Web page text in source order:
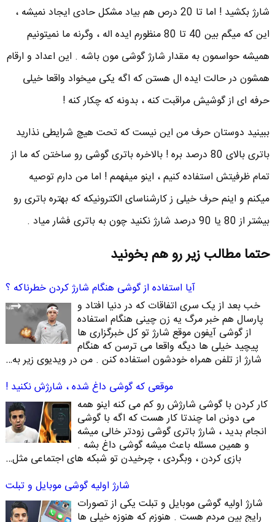
شارژ بکشید ! اما تا 20 درص هم بیاد مشکل حادی ایجاد نمیشه ،
این که میگم بین 40 تا 80 منظورم ایده اله ، وگرنه ما نمیتونیم
همیشه حواسمون به مقدار شارژ گوشی مون باشه . این اعداد و ارقام
همشون در حالت ایده ال هستن که اگه یکی میخواد واقعا خیلی
حرفه ای از گوشیش مراقبت کنه ، بدونه که چکار کنه !
ببینید دوستان حرف من این نیست که تحت هیچ شرایطی نذارید
باتری بالای 80 درصد بره ! بالاخره باتری گوشی رو ساختن که ما از
تمام ظرفیتش استفاده کنیم ، اینو میفهمم ! اما من دارم توصیه
میکنم و اینم حرف خیلی ز کارشناسای الکترونیکه که بهتره باتری رو
بیشتر از 80 یا 90 درصد شارژ نکنید چون به باتری فشار میاد .
حتما مطالب زیر رو هم بخونید
آیا استفاده از گوشی هنگام شارژ کردن خطرناکه ؟
خب بعد از یک سری اتفاقات که در دنیا افتاد و
پارسال هم خبر مرگ یه زن چینی هنگام استفاده
از گوشی آیفون موقع شارژ تو کل خبرگزاری ها
پیچید خیلی ها دیگه واقعا می ترسن که هنگام
شارژ از تلفن همراه خودشون استفاده کنن . من در ویدیوی زیر به…
موقعی که گوشی داغ شده ، شارژش نکنید !
کار کردن با گوشی شارژش رو کم می کنه اینو همه
می دونن اما چندتا کار هست که اگه با گوشی
انجام بدید ، شارژ باتری گوشی زودتر خالی میشه
و همین مسئله باعث میشه گوشی داغ بشه .
بازی کردن ، وبگردی ، چرخیدن تو شبکه های اجتماعی مثل…
شارژ اولیه گوشی موبایل و تبلت
شارژ اولیه گوشی موبایل و تبلت یکی از تصورات
رایج بین مردم هست . هنوزم که هنوزه خیلی ها